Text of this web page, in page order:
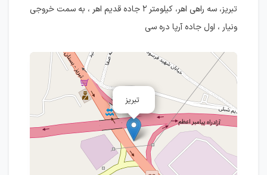
تبریز، سه راهی اهر، کیلومتر ۲ جاده قدیم اهر ، به سمت خروجی
ونیار ، اول جاده آرپا دره سی
تبریز